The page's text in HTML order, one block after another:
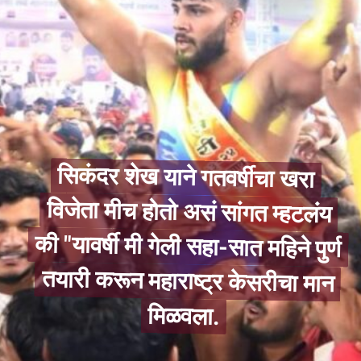
सिकंदर शेख याने गतवर्षीचा खरा
विजेता मीच होतो असं सांगत म्हटलंय
की "यावर्षी मी गेली सहा-सात महिने पुर्ण
तयारी करून महाराष्ट्र केसरीचा मान
मिळवला.
सिकंदर शेख याने गतवर्षीचा खरा
विजेता मीच होतो असं सांगत म्हटलंय
की "यावर्षी मी गेली सहा-सात महिने पुर्ण
तयारी करून महाराष्ट्र केसरीचा मान
मिळवला.